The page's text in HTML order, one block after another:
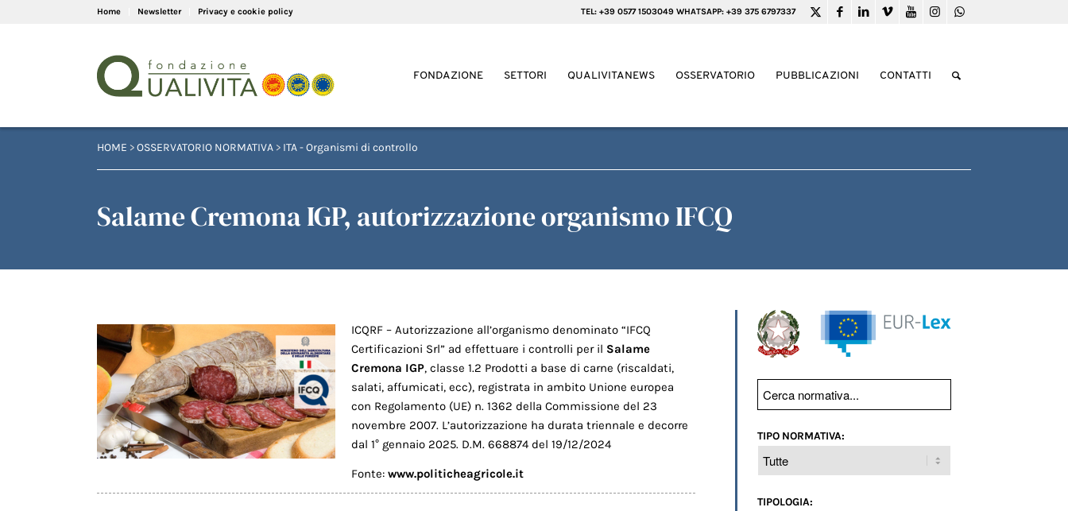
Home Newsletter Privacy e cookie policy TEL: +39 0577 1503049 WHATSAPP: +39 375 6797337
FONDAZIONE SETTORI QUALIVITANEWS OSSERVATORIO PUBBLICAZIONI CONTATTI
HOME >OSSERVATORIO NORMATIVA > ITA - Organismi di controllo
Salame Cremona IGP, autorizzazione organismo IFCQ
ICQRF – Autorizzazione all’organismo denominato “IFCQ
Certificazioni Srl” ad effettuare i controlli per il Salame
Cremona IGP, classe 1.2 Prodotti a base di carne (riscaldati,
salati, affumicati, ecc), registrata in ambito Unione europea
con Regolamento (UE) n. 1362 della Commissione del 23
novembre 2007. L’autorizzazione ha durata triennale e decorre
dal 1° gennaio 2025. D.M. 668874 del 19/12/2024
Fonte: www.politicheagricole.it
TIPO NORMATIVA:
TIPOLOGIA: